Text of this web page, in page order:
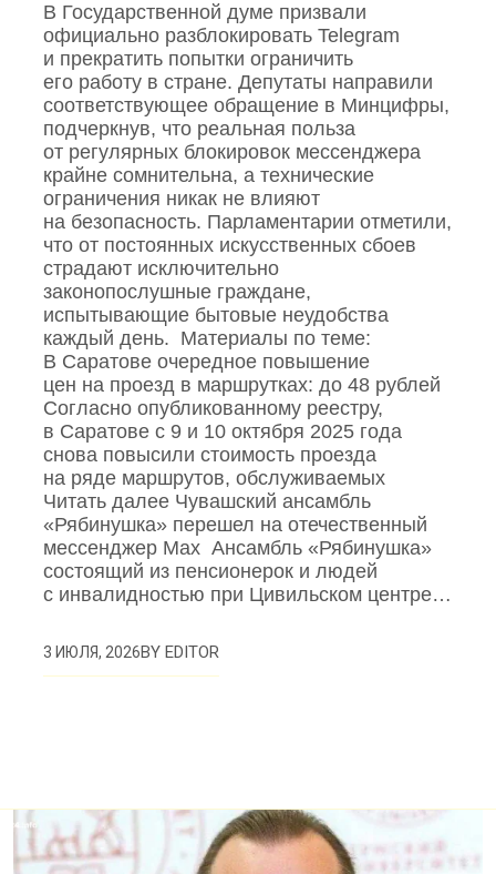
В Государственной думе призвали
официально разблокировать Telegram
и прекратить попытки ограничить
его работу в стране. Депутаты направили
соответствующее обращение в Минцифры,
подчеркнув, что реальная польза
от регулярных блокировок мессенджера
крайне сомнительна, а технические
ограничения никак не влияют
на безопасность. Парламентарии отметили,
что от постоянных искусственных сбоев
страдают исключительно
законопослушные граждане,
испытывающие бытовые неудобства
каждый день. Материалы по теме:
В Саратове очередное повышение
цен на проезд в маршрутках: до 48 рублей
Согласно опубликованному реестру,
в Саратове с 9 и 10 октября 2025 года
снова повысили стоимость проезда
на ряде маршрутов, обслуживаемых
Читать далее Чувашский ансамбль
«Рябинушка» перешел на отечественный
мессенджер Max Ансамбль «Рябинушка»
состоящий из пенсионерок и людей
с инвалидностью при Цивильском центре…
3 ИЮЛЯ, 2026BYEDITOR